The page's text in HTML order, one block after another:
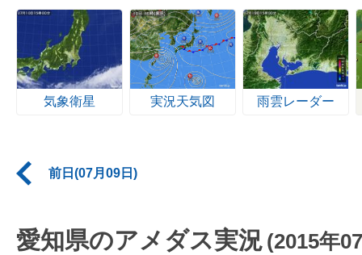
気象衛星 実況天気図 雨雲レーダー
前日(07月09日)
愛知県のアメダス実況 (2015年